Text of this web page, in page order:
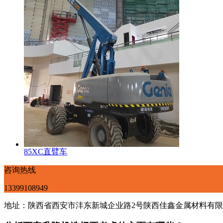
85XC直臂车
咨询热线
13399108949
地址：陕西省西安市沣东新城企业路2号陕西佳鑫金属材料有